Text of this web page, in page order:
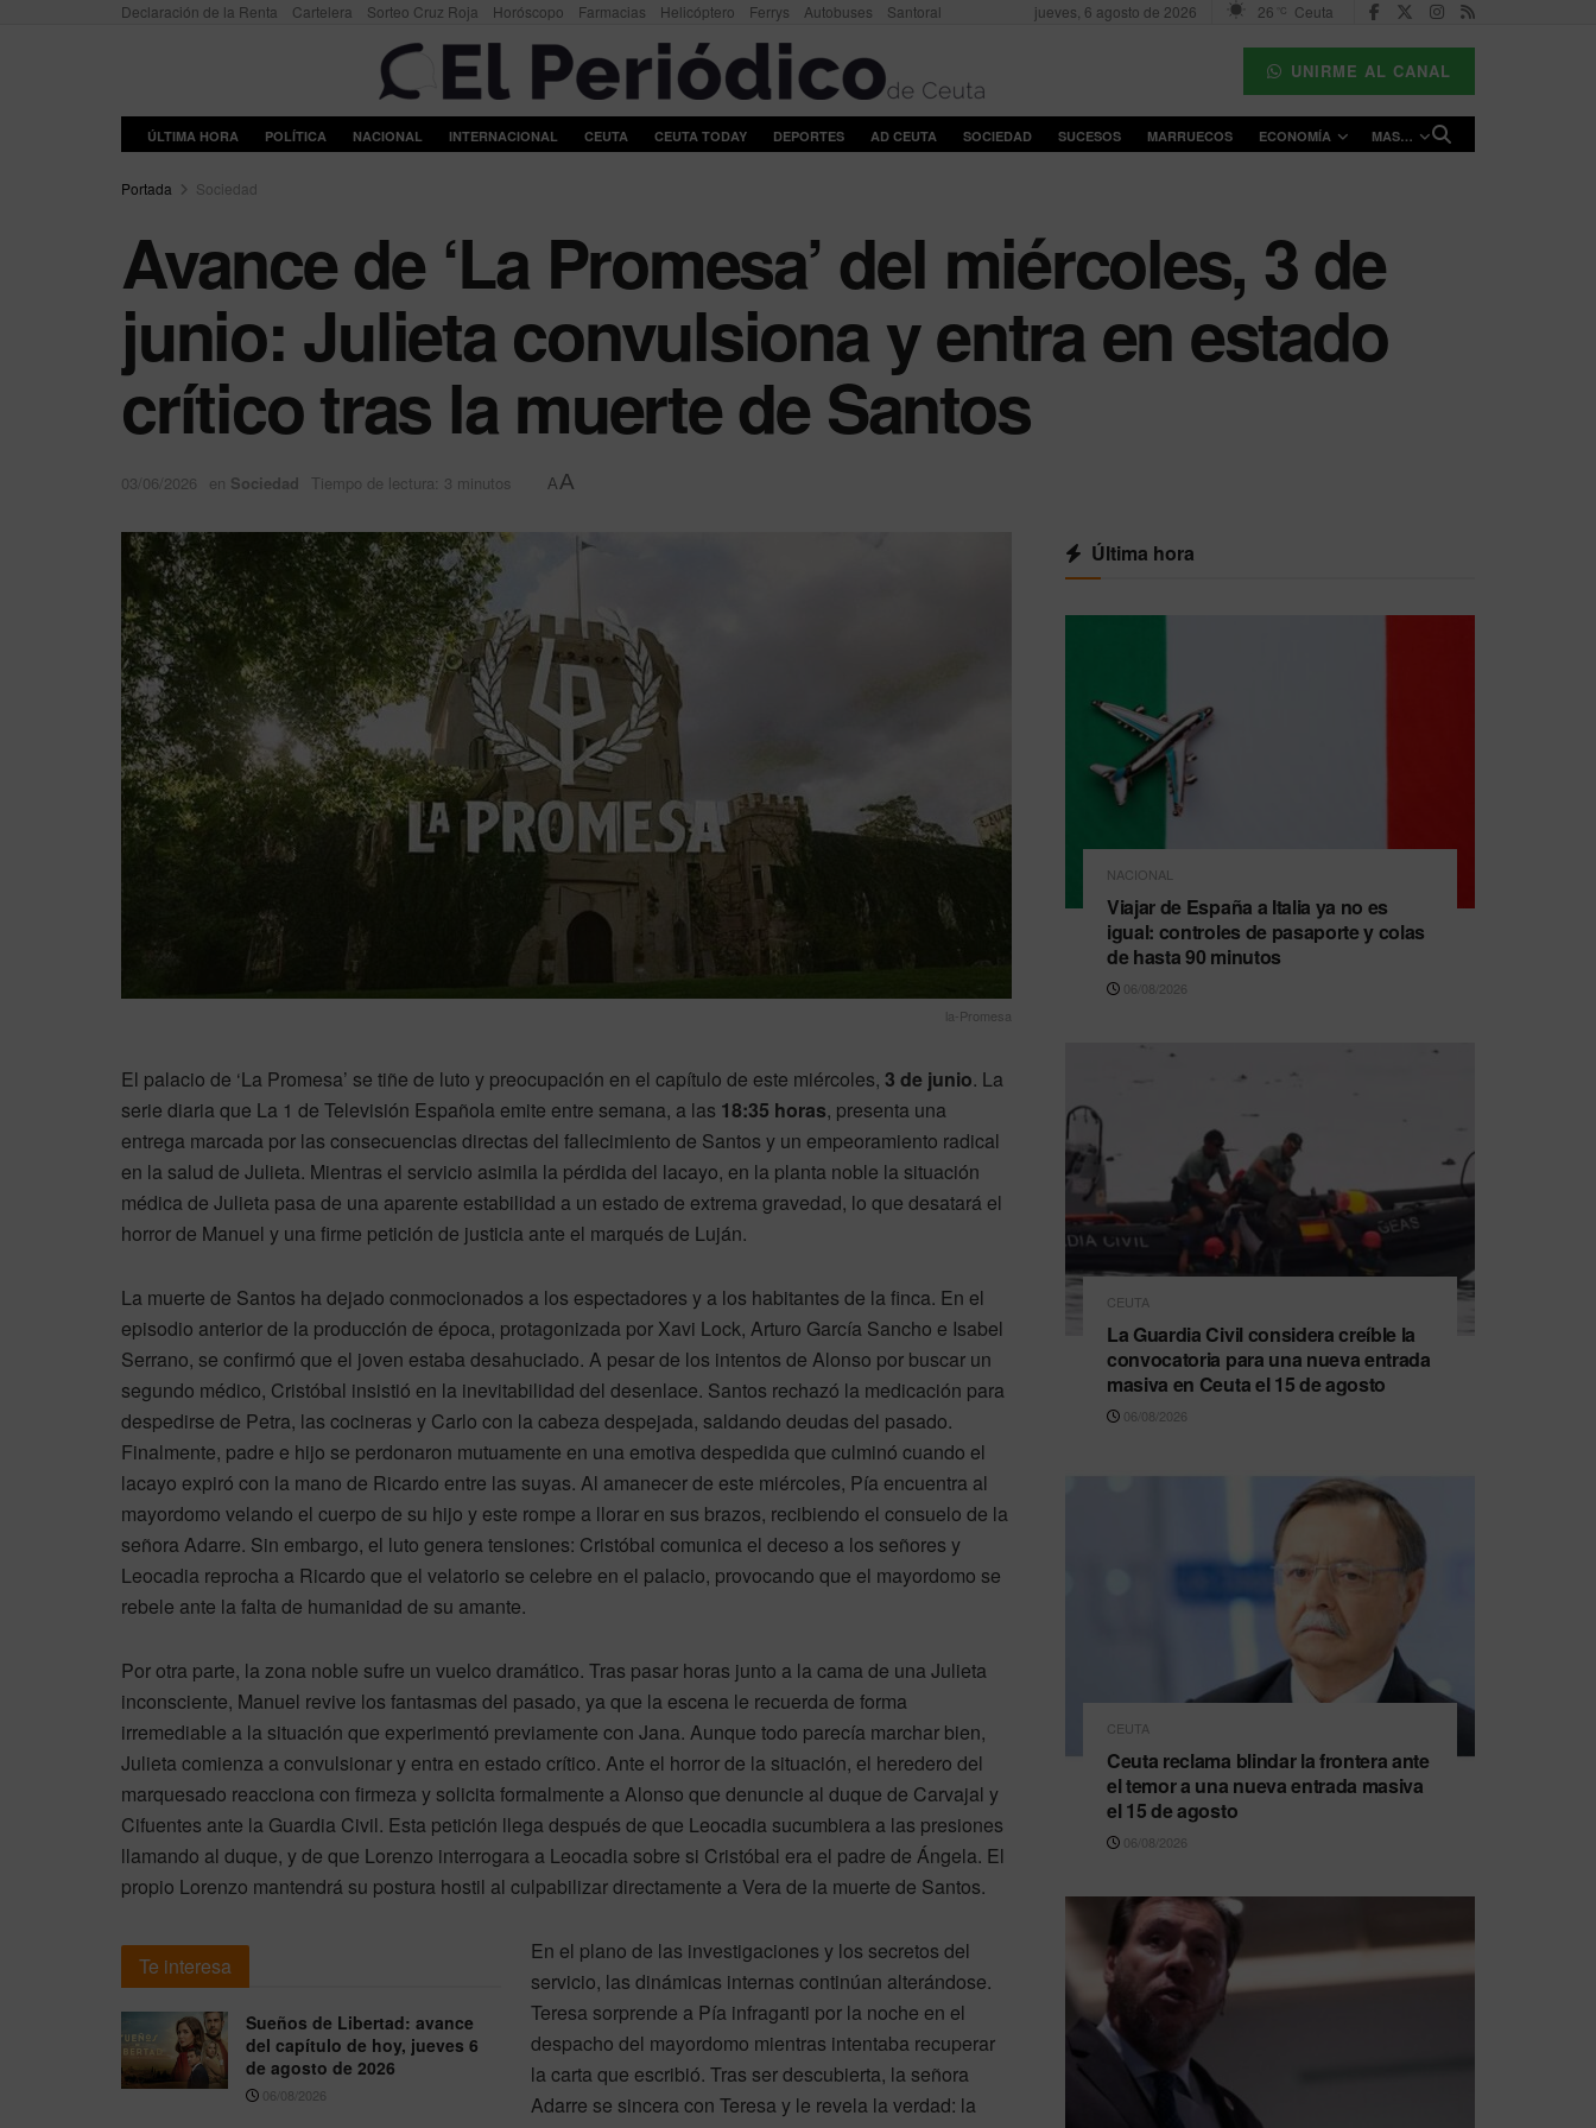
Declaración de la Renta Cartelera Sorteo Cruz Roja Horóscopo Farmacias Helicóptero Ferrys Autobuses Santoral jueves, 6 agosto de 2026 26 °C Ceuta
UNIRME AL CANAL
ÚLTIMA HORA POLÍTICA NACIONAL INTERNACIONAL CEUTA CEUTA TODAY DEPORTES AD CEUTA SOCIEDAD SUCESOS MARRUECOS ECONOMÍA MAS…
Portada Sociedad
Avance de ‘La Promesa’ del miércoles, 3 de
junio: Julieta convulsiona y entra en estado
crítico tras la muerte de Santos
03/06/2026 en Sociedad Tiempo de lectura: 3 minutos AA
la-Promesa
El palacio de ‘La Promesa’ se tiñe de luto y preocupación en el capítulo de este miércoles, 3 de junio. La
serie diaria que La 1 de Televisión Española emite entre semana, a las 18:35 horas, presenta una
entrega marcada por las consecuencias directas del fallecimiento de Santos y un empeoramiento radical
en la salud de Julieta. Mientras el servicio asimila la pérdida del lacayo, en la planta noble la situación
médica de Julieta pasa de una aparente estabilidad a un estado de extrema gravedad, lo que desatará el
horror de Manuel y una firme petición de justicia ante el marqués de Luján.
La muerte de Santos ha dejado conmocionados a los espectadores y a los habitantes de la finca. En el
episodio anterior de la producción de época, protagonizada por Xavi Lock, Arturo García Sancho e Isabel
Serrano, se confirmó que el joven estaba desahuciado. A pesar de los intentos de Alonso por buscar un
segundo médico, Cristóbal insistió en la inevitabilidad del desenlace. Santos rechazó la medicación para
despedirse de Petra, las cocineras y Carlo con la cabeza despejada, saldando deudas del pasado.
Finalmente, padre e hijo se perdonaron mutuamente en una emotiva despedida que culminó cuando el
lacayo expiró con la mano de Ricardo entre las suyas. Al amanecer de este miércoles, Pía encuentra al
mayordomo velando el cuerpo de su hijo y este rompe a llorar en sus brazos, recibiendo el consuelo de la
señora Adarre. Sin embargo, el luto genera tensiones: Cristóbal comunica el deceso a los señores y
Leocadia reprocha a Ricardo que el velatorio se celebre en el palacio, provocando que el mayordomo se
rebele ante la falta de humanidad de su amante.
Por otra parte, la zona noble sufre un vuelco dramático. Tras pasar horas junto a la cama de una Julieta
inconsciente, Manuel revive los fantasmas del pasado, ya que la escena le recuerda de forma
irremediable a la situación que experimentó previamente con Jana. Aunque todo parecía marchar bien,
Julieta comienza a convulsionar y entra en estado crítico. Ante el horror de la situación, el heredero del
marquesado reacciona con firmeza y solicita formalmente a Alonso que denuncie al duque de Carvajal y
Cifuentes ante la Guardia Civil. Esta petición llega después de que Leocadia sucumbiera a las presiones
llamando al duque, y de que Lorenzo interrogara a Leocadia sobre si Cristóbal era el padre de Ángela. El
propio Lorenzo mantendrá su postura hostil al culpabilizar directamente a Vera de la muerte de Santos.
Te interesa
Sueños de Libertad: avance
del capítulo de hoy, jueves 6
de agosto de 2026
06/08/2026
En el plano de las investigaciones y los secretos del
servicio, las dinámicas internas continúan alterándose.
Teresa sorprende a Pía infraganti por la noche en el
despacho del mayordomo mientras intentaba recuperar
la carta que escribió. Tras ser descubierta, la señora
Adarre se sincera con Teresa y le revela la verdad: la
Última hora
NACIONAL
Viajar de España a Italia ya no es
igual: controles de pasaporte y colas
de hasta 90 minutos
06/08/2026
CEUTA
La Guardia Civil considera creíble la
convocatoria para una nueva entrada
masiva en Ceuta el 15 de agosto
06/08/2026
CEUTA
Ceuta reclama blindar la frontera ante
el temor a una nueva entrada masiva
el 15 de agosto
06/08/2026